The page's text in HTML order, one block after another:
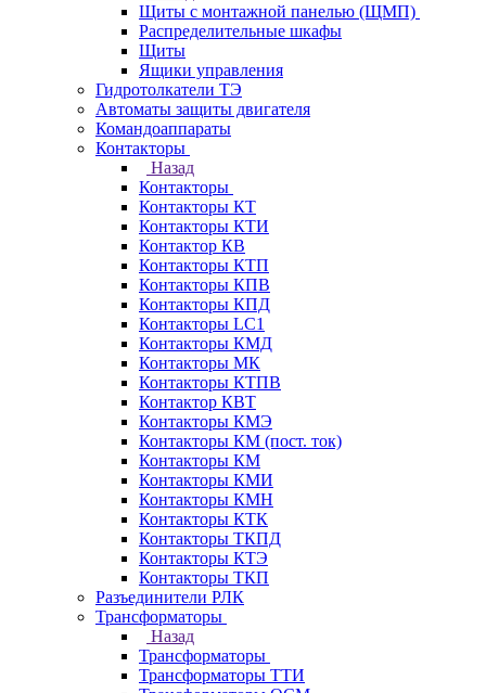
Щиты с монтажной панелью (ЩМП)
Распределительные шкафы
Щиты
Ящики управления
Гидротолкатели ТЭ
Автоматы защиты двигателя
Командоаппараты
Контакторы
Назад
Контакторы
Контакторы КТ
Контакторы КТИ
Контактор КВ
Контакторы КТП
Контакторы КПВ
Контакторы КПД
Контакторы LC1
Контакторы КМД
Контакторы МК
Контакторы КТПВ
Контактор КВТ
Контакторы КМЭ
Контакторы КМ (пост. ток)
Контакторы КМ
Контакторы КМИ
Контакторы КМН
Контакторы КТК
Контакторы ТКПД
Контакторы КТЭ
Контакторы ТКП
Разъединители РЛК
Трансформаторы
Назад
Трансформаторы
Трансформаторы ТТИ